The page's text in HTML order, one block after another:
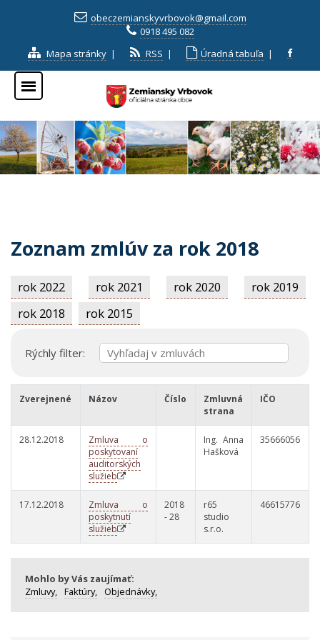
obeczemianskyvrbovok@gmail.com
0918 495 082
Mapa stránky | RSS | Úradná tabuľa |
Zoznam zmlúv za rok 2018
rok 2022 rok 2021 rok 2020
rok 2019
rok 2018
rok 2015
Rýchly filter:
Zverejnené Názov Číslo
Zmluvná
strana
IČO
28.12.2018
Zmluva o
poskytovaní
auditorských
služieb
Ing. Anna
Hašková
35666056
17.12.2018
Zmluva o
poskytnutí
služieb
2018
- 28
r65
studio
s.r.o.
46615776
Mohlo by Vás zaujímať:
Zmluvy, Faktúry, Objednávky,